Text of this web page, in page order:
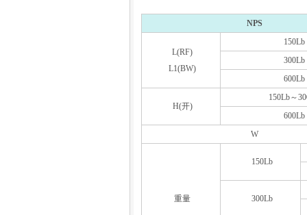
NPS
L(RF)
L1(BW)
150Lb
300Lb
600Lb
H(开)
150Lb～
600Lb
W
重量
150Lb
300Lb